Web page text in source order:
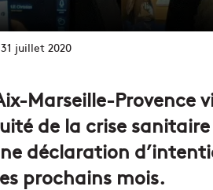
31 juillet 2020
Marseille-Provence
de la crise
déclaration
prochains mois.